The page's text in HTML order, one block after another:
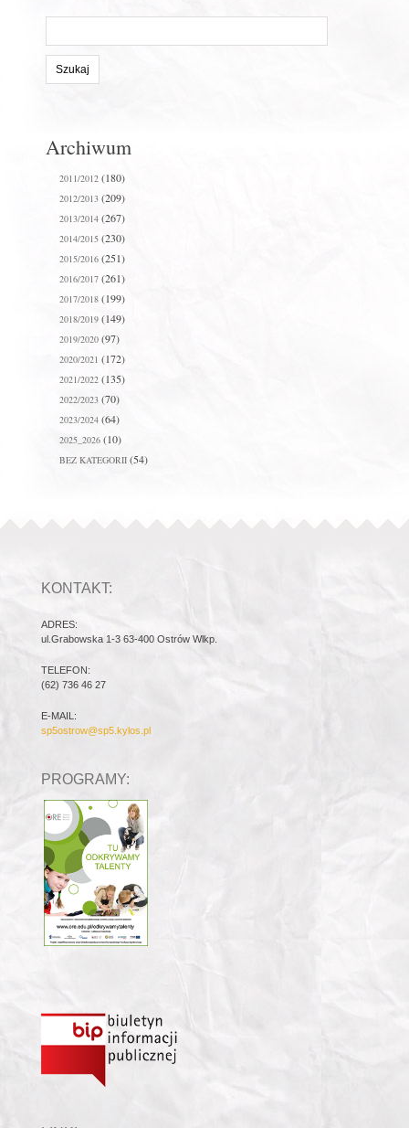
stronie:
Archiwum
2011/2012(180)
2012/2013(209)
2013/2014(267)
2014/2015(230)
2015/2016(251)
2016/2017(261)
2017/2018(199)
2018/2019(149)
2019/2020(97)
2020/2021 (172)
2021/2022(135)
2022/2023(70)
2023/2024(64)
2025_2026(10)
BEZ KATEGORII(54)
KONTAKT:
ADRES:
ul.Grabowska 1-3 63-400 Ostrów Wlkp.
TELEFON:
(62) 736 46 27
E-MAIL:
sp5ostrow@sp5.kylos.pl
PROGRAMY: